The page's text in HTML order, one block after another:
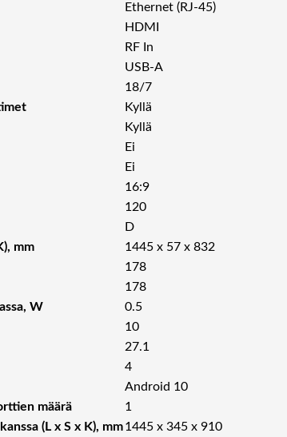
Ethernet (RJ-45)
HDMI
RF In
USB-A
18/7
Kyllä
Kyllä
Ei
Ei
16:9
120
D
mm
1445 x 57 x 832
178
178
W
0.5
10
27.1
4
Android 10
määrä
1
(L x S x K), mm 1445 x 345 x 910